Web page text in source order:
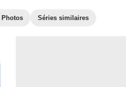
Photos Séries similaires